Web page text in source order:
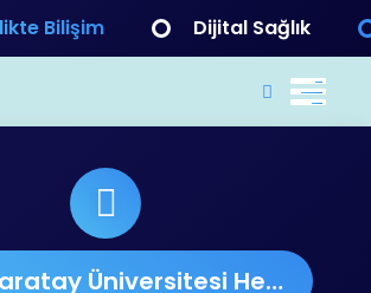
Bilişim Dijital Sağlık
KTO Karatay Üniversitesi Hemşire Adayları İle Buluşma